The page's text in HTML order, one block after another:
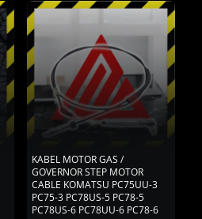
KABEL MOTOR GAS /
GOVERNOR STEP MOTOR
CABLE KOMATSU PC75UU-3
PC75-3 PC78US-5 PC78-5
PC78US-6 PC78UU-6 PC78-6